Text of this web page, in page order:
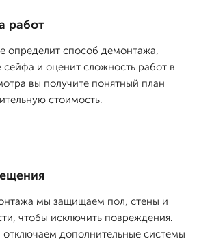
работ
определит способ демонтажа,
сейфа и оценит сложность работ в
вы получите понятный план
стоимость.
мы защищаем пол, стены и
чтобы исключить повреждения.
дополнительные системы